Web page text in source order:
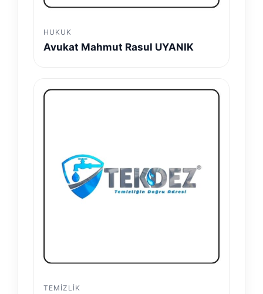
HUKUK
Avukat Mahmut Rasul UYANIK
TEMIZLIK